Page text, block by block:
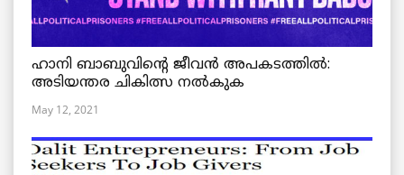
ഹാനി ബാബുവിന്റെ ജീവൻ അപകടത്തിൽ:
അടിയന്തര ചികിത്സ നൽകുക
May 12, 2021